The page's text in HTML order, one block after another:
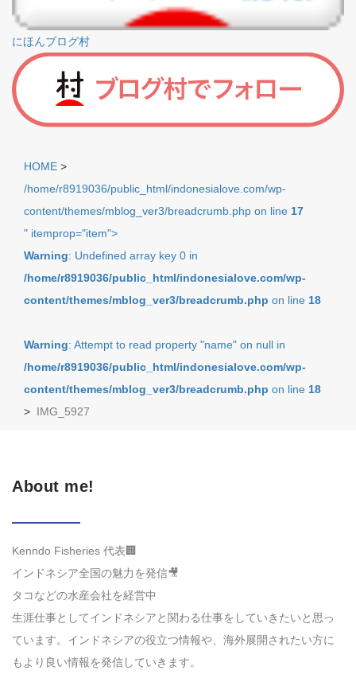
にほんブログ村
HOME >
/home/r8919036/public_html/indonesialove.com/wp-
content/themes/mblog_ver3/breadcrumb.php on line 17
" itemprop="item">
Warning: Undefined array key 0 in
/home/r8919036/public_html/indonesialove.com/wp-
content/themes/mblog_ver3/breadcrumb.php on line 18
Warning: Attempt to read property "name" on null in
/home/r8919036/public_html/indonesialove.com/wp-
content/themes/mblog_ver3/breadcrumb.php on line 18
> IMG_5927
About me!
Kenndo Fisheries 代表🏢
インドネシア全国の魅力を発信🎥
タコなどの水産会社を経営中
生涯仕事としてインドネシアと関わる仕事をしていきたいと思っ
ています。インドネシアの役立つ情報や、海外展開されたい方に
もより良い情報を発信していきます。